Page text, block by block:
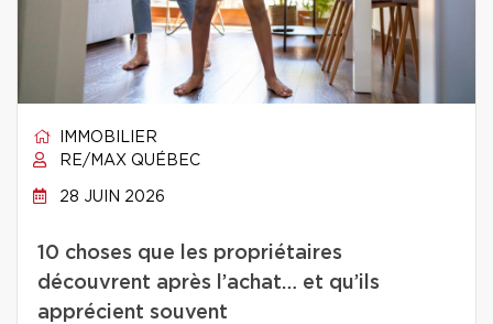
IMMOBILIER
RE/MAX QUÉBEC
28 JUIN 2026
10 choses que les propriétaires
découvrent après l’achat… et qu’ils
apprécient souvent